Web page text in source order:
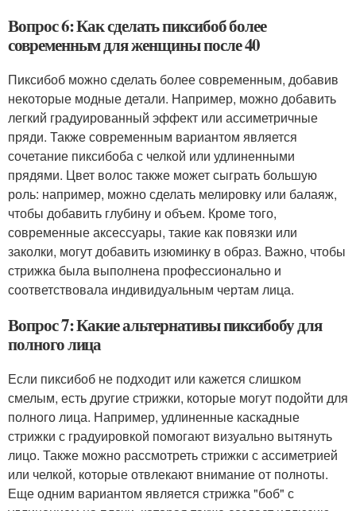
Вопрос 6: Как сделать пиксибоб более
современным для женщины после 40
Пиксибоб можно сделать более современным, добавив
некоторые модные детали. Например, можно добавить
легкий градуированный эффект или ассиметричные
пряди. Также современным вариантом является
сочетание пиксибоба с челкой или удлиненными
прядями. Цвет волос также может сыграть большую
роль: например, можно сделать мелировку или балаяж,
чтобы добавить глубину и объем. Кроме того,
современные аксессуары, такие как повязки или
заколки, могут добавить изюминку в образ. Важно, чтобы
стрижка была выполнена профессионально и
соответствовала индивидуальным чертам лица.
Вопрос 7: Какие альтернативы пиксибобу для
полного лица
Если пиксибоб не подходит или кажется слишком
смелым, есть другие стрижки, которые могут подойти для
полного лица. Например, удлиненные каскадные
стрижки с градуировкой помогают визуально вытянуть
лицо. Также можно рассмотреть стрижки с ассиметрией
или челкой, которые отвлекают внимание от полноты.
Еще одним вариантом является стрижка "боб" с